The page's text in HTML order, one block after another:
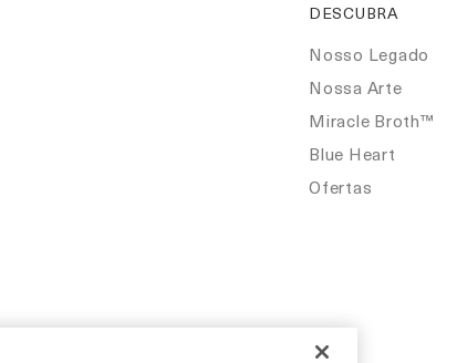
DESCUBRA
Nosso Legado
Nossa Arte
Miracle Broth™
Blue Heart
Ofertas